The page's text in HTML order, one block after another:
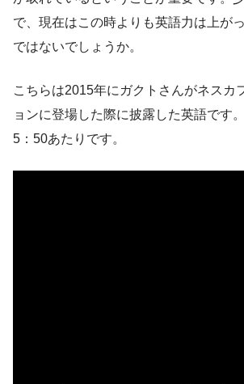
で、現在はこの時よりも英語力は上が
ではないでしょうか。
こちらは2015年にガクトさんがネスカ
ョンに登場した際に披露した英語です
5：50あたりです。